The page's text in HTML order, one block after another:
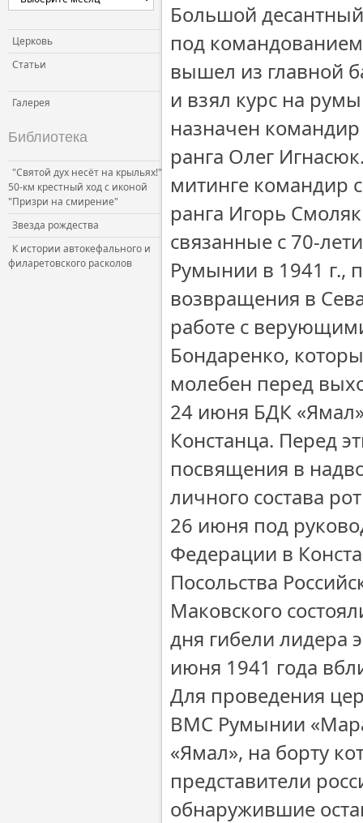
Церковь и общество
Церковь и СМИ
Церковь
Статьи
Галерея
Библиотека
"Святой дух несёт на крыльях!"
50-км крестный ход с иконой
"Призри на смирение"
Звезда рождества
К истории автокефального и
филаретовского расколов
Большой
под
вышел из главной
и взял курс на
назначен
ранга Олег
митинге командир
ранга Игорь
связанные с 70-
Румынии в 1941 г.,
возвращения в
работе с
Бондаренко,
молебен перед
24 июня БДК
Констанца. Перед
посвящения в
личного состава
26 июня под
Федерации в
Посольства
Маковского
дня гибели лидера
июня 1941 года
Для проведения
ВМС Румынии
«Ямал», на борту
представители
обнаружившие